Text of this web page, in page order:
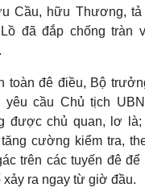
Cầu, hữu Thương,
đã đắp chống tràn
toàn đê điều, Bộ
cầu Chủ tịch
được chủ quan, lơ là;
cường kiểm tra,
trên các tuyến đê
ra ngay từ giờ đầu.